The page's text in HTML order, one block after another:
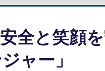
全と笑顔
ャー」